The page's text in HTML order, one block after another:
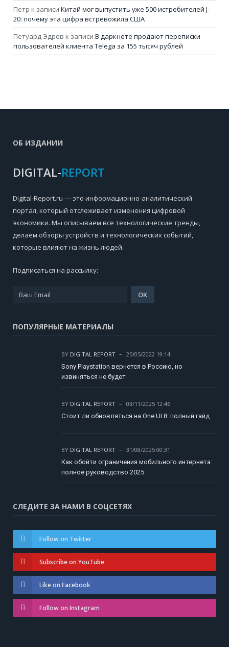
Петр к записи Китай мог выпустить уже 500 истребителей J-
20: почему эта цифра встревожила США
Петуард Эдров к записи В даркнете продают переписки
пользователей клиента Telega за 155 тысяч рублей
ОБ ИЗДАНИИ
DIGITAL-REPORT
Digital-Report.ru — это информационно-аналитический
портал, который отслеживает изменения цифровой
экономики. Мы описываем все технологические тренды,
делаем обзоры устройств и технологических событий,
которые влияют на жизнь людей.
Подписаться на рассылку:
ПОПУЛЯРНЫЕ МАТЕРИАЛЫ
BY DIGITAL REPORT
25/05/2022 19:14
Sony Playstation вернется в Россию, но
извиняться не будет
BY DIGITAL REPORT
03/11/2025 12:46
Стоит ли обновляться на One UI 8: полный гайд
BY DIGITAL REPORT
31/08/2025 00:31
Как обойти ограничения мобильного интернета:
полное руководство 2025
СЛЕДИТЕ ЗА НАМИ В СОЦСЕТЯХ
Follow on Twitter
Subscribe on YouTube
Like on Facebook
Follow on Instagram